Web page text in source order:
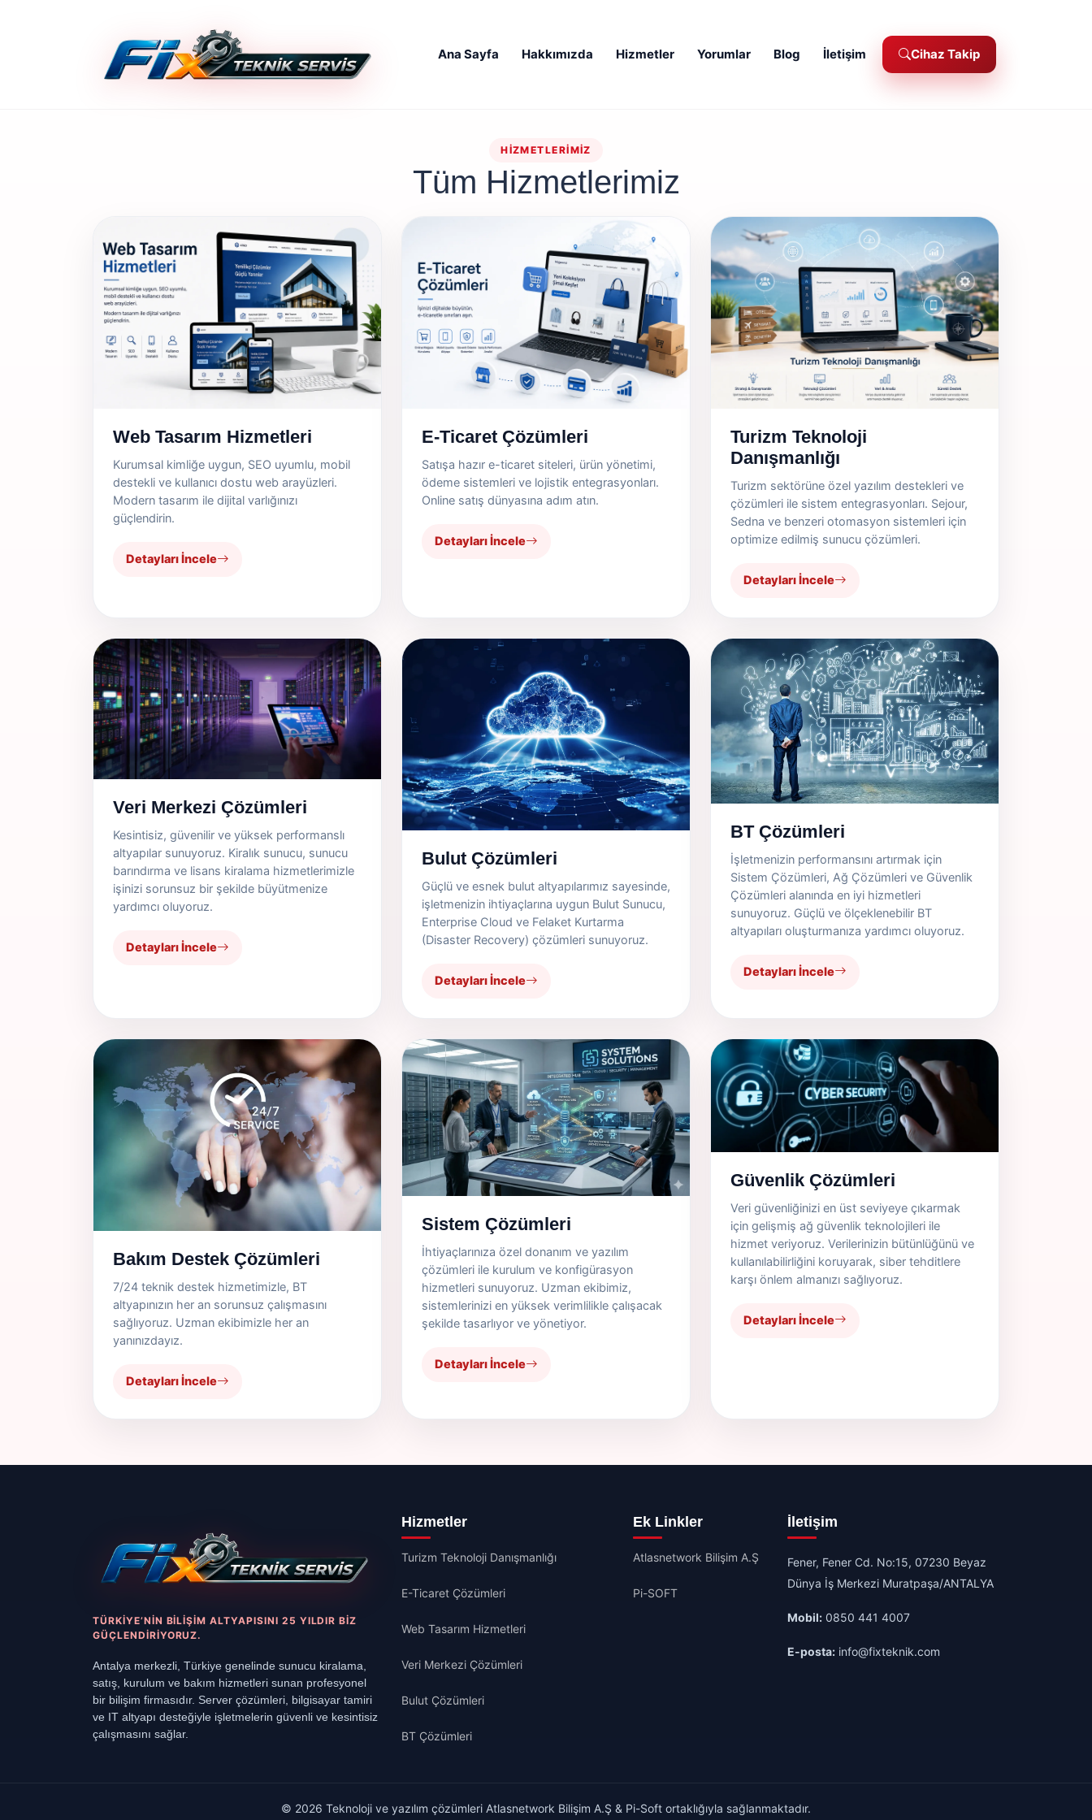
Ana Sayfa Hakkımızda Hizmetler Yorumlar Blog İletişim Cihaz Takip
HIZMETLERIMIZ
Tüm Hizmetlerimiz
Web Tasarım Hizmetleri
Kurumsal kimliğe uygun, SEO uyumlu, mobil
destekli ve kullanıcı dostu web arayüzleri.
Modern tasarım ile dijital varlığınızı
güçlendirin.
Detayları İncele
E-Ticaret Çözümleri
Satışa hazır e-ticaret siteleri, ürün yönetimi,
ödeme sistemleri ve lojistik entegrasyonları.
Online satış dünyasına adım atın.
Detayları İncele
Turizm Teknoloji
Danışmanlığı
Turizm sektörüne özel yazılım destekleri ve
çözümleri ile sistem entegrasyonları. Sejour,
Sedna ve benzeri otomasyon sistemleri için
optimize edilmiş sunucu çözümleri.
Detayları İncele
Veri Merkezi Çözümleri
Kesintisiz, güvenilir ve yüksek performanslı
altyapılar sunuyoruz. Kiralık sunucu, sunucu
barındırma ve lisans kiralama hizmetlerimizle
işinizi sorunsuz bir şekilde büyütmenize
yardımcı oluyoruz.
Detayları İncele
Bulut Çözümleri
Güçlü ve esnek bulut altyapılarımız sayesinde,
işletmenizin ihtiyaçlarına uygun Bulut Sunucu,
Enterprise Cloud ve Felaket Kurtarma
(Disaster Recovery) çözümleri sunuyoruz.
Detayları İncele
BT Çözümleri
İşletmenizin performansını artırmak için
Sistem Çözümleri, Ağ Çözümleri ve Güvenlik
Çözümleri alanında en iyi hizmetleri
sunuyoruz. Güçlü ve ölçeklenebilir BT
altyapıları oluşturmanıza yardımcı oluyoruz.
Detayları İncele
Bakım Destek Çözümleri
7/24 teknik destek hizmetimizle, BT
altyapınızın her an sorunsuz çalışmasını
sağlıyoruz. Uzman ekibimizle her an
yanınızdayız.
Detayları İncele
Sistem Çözümleri
İhtiyaçlarınıza özel donanım ve yazılım
çözümleri ile kurulum ve konfigürasyon
hizmetleri sunuyoruz. Uzman ekibimiz,
sistemlerinizi en yüksek verimlilikle çalışacak
şekilde tasarlıyor ve yönetiyor.
Detayları İncele
Güvenlik Çözümleri
Veri güvenliğinizi en üst seviyeye çıkarmak
için gelişmiş ağ güvenlik teknolojileri ile
hizmet veriyoruz. Verilerinizin bütünlüğünü ve
kullanılabilirliğini koruyarak, siber tehditlere
karşı önlem almanızı sağlıyoruz.
Detayları İncele
TÜRKIYE’NIN BILIŞIM ALTYAPISINI 25 YILDIR BIZ
GÜÇLENDIRIYORUZ.
Antalya merkezli, Türkiye genelinde sunucu kiralama,
satış, kurulum ve bakım hizmetleri sunan profesyonel
bir bilişim firmasıdır. Server çözümleri, bilgisayar tamiri
ve IT altyapı desteğiyle işletmelerin güvenli ve kesintisiz
çalışmasını sağlar.
Hizmetler
Turizm Teknoloji Danışmanlığı
E-Ticaret Çözümleri
Web Tasarım Hizmetleri
Veri Merkezi Çözümleri
Bulut Çözümleri
BT Çözümleri
Ek Linkler
Atlasnetwork Bilişim A.Ş
Pi-SOFT
İletişim
Fener, Fener Cd. No:15, 07230 Beyaz
Dünya İş Merkezi Muratpaşa/ANTALYA
Mobil: 0850 441 4007
E-posta: info@fixteknik.com
© 2026 Teknoloji ve yazılım çözümleri Atlasnetwork Bilişim A.Ş & Pi-Soft ortaklığıyla sağlanmaktadır.